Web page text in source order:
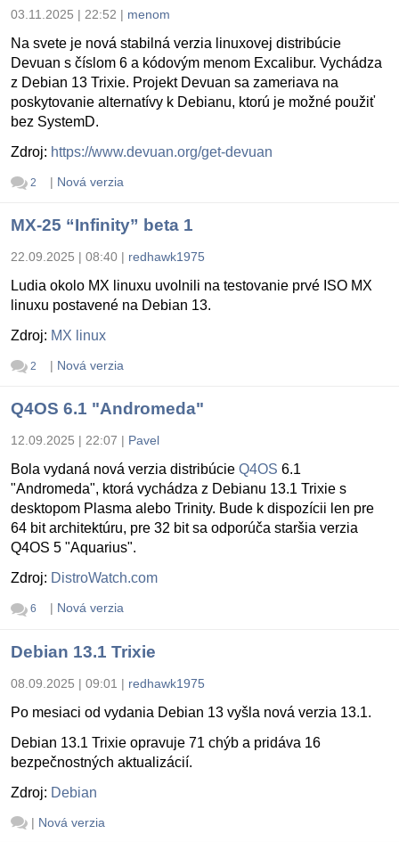
03.11.2025 | 22:52 | menom
Na svete je nová stabilná verzia linuxovej distribúcie
Devuan s číslom 6 a kódovým menom Excalibur. Vychádza
z Debian 13 Trixie. Projekt Devuan sa zameriava na
poskytovanie alternatívy k Debianu, ktorú je možné použiť
bez SystemD.
Zdroj: https://www.devuan.org/get-devuan
2 | Nová verzia
MX-25 “Infinity” beta 1
22.09.2025 | 08:40 | redhawk1975
Ludia okolo MX linuxu uvolnili na testovanie prvé ISO MX
linuxu postavené na Debian 13.
Zdroj: MX linux
2 | Nová verzia
Q4OS 6.1 "Andromeda"
12.09.2025 | 22:07 | Pavel
Bola vydaná nová verzia distribúcie Q4OS 6.1
"Andromeda", ktorá vychádza z Debianu 13.1 Trixie s
desktopom Plasma alebo Trinity. Bude k dispozícii len pre
64 bit architektúru, pre 32 bit sa odporúča staršia verzia
Q4OS 5 "Aquarius".
Zdroj: DistroWatch.com
6 | Nová verzia
Debian 13.1 Trixie
08.09.2025 | 09:01 | redhawk1975
Po mesiaci od vydania Debian 13 vyšla nová verzia 13.1.
Debian 13.1 Trixie opravuje 71 chýb a pridáva 16
bezpečnostných aktualizácií.
Zdroj: Debian
| Nová verzia